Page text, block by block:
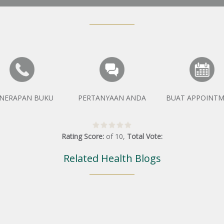
BUKU PERTANYAAN ANDA BUAT
Rating Score: of 10, Total Vote:
Related Health Blogs